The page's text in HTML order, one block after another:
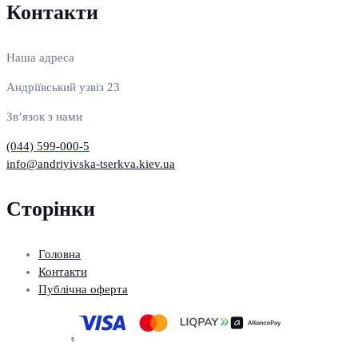
Контакти
Наша адреса
Андріївський узвіз 23
Зв’язок з нами
(044) 599-000-5
info@andriyivska-tserkva.kiev.ua
Сторінки
Головна
Контакти
Публічна оферта